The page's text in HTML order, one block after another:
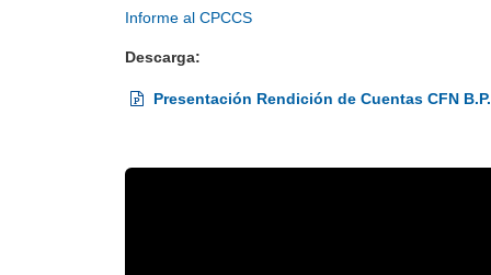
Informe al CPCCS
Descarga:
Presentación Rendición de Cuentas CFN